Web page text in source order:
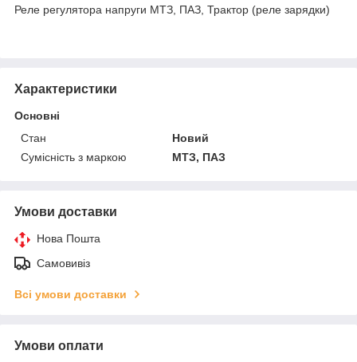
Реле регулятора напруги МТЗ, ПАЗ, Трактор (реле зарядки)
Характеристики
Основні
Стан
Новий
Сумісність з маркою
МТЗ, ПАЗ
Умови доставки
Нова Пошта
Самовивіз
Всі умови доставки
Умови оплати